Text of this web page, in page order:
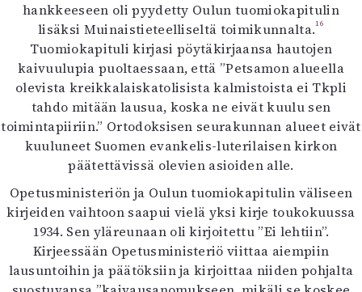
hankkeeseen oli pyydetty Oulun tuomiokapitulin
lisäksi Muinaistieteelliseltä toimikunnalta.16
Tuomiokapituli kirjasi pöytäkirjaansa hautojen
kaivuulupia puoltaessaan, että ”Petsamon alueella
olevista kreikkalaiskatolisista kalmistoista ei Tkpli
tahdo mitään lausua, koska ne eivät kuulu sen
toimintapiiriin.” Ortodoksisen seurakunnan alueet eivät
kuuluneet Suomen evankelis-luterilaisen kirkon
päätettävissä olevien asioiden alle.
Opetusministeriön ja Oulun tuomiokapitulin väliseen
kirjeiden vaihtoon saapui vielä yksi kirje toukokuussa
1934. Sen yläreunaan oli kirjoitettu ”Ei lehtiin”.
Kirjeessään Opetusministeriö viittaa aiempiin
lausuntoihin ja päätöksiin ja kirjoittaa niiden pohjalta